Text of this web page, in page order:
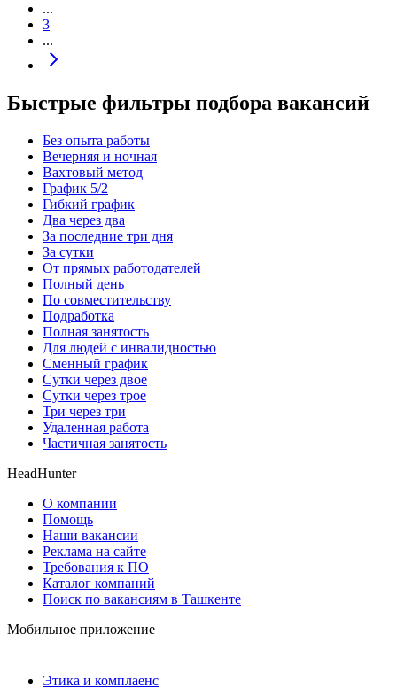
...
3
...
Быстрые фильтры подбора вакансий
Без опыта работы
Вечерняя и ночная
Вахтовый метод
График 5/2
Гибкий график
Два через два
За последние три дня
За сутки
От прямых работодателей
Полный день
По совместительству
Подработка
Полная занятость
Для людей с инвалидностью
Сменный график
Сутки через двое
Сутки через трое
Три через три
Удаленная работа
Частичная занятость
HeadHunter
О компании
Помощь
Наши вакансии
Реклама на сайте
Требования к ПО
Каталог компаний
Поиск по вакансиям в Ташкенте
Мобильное приложение
Этика и комплаенс